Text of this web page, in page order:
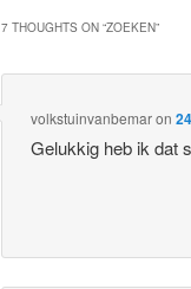
7 THOUGHTS ON “ZOEKEN”
volkstuinvanbemaron
Gelukkig heb ik